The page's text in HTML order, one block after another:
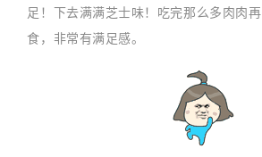
足！下去满满芝士味！吃完那么多肉肉
食，非常有满足感。